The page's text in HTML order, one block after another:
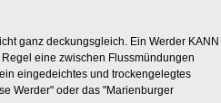
ganz deckungsgleich. Ein Werder KANN
eine zwischen Flussmündungen
eingedeichtes und trockengelegtes
Werder" oder das "Marienburger